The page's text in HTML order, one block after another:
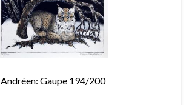
Andréen: Gaupe 194/200